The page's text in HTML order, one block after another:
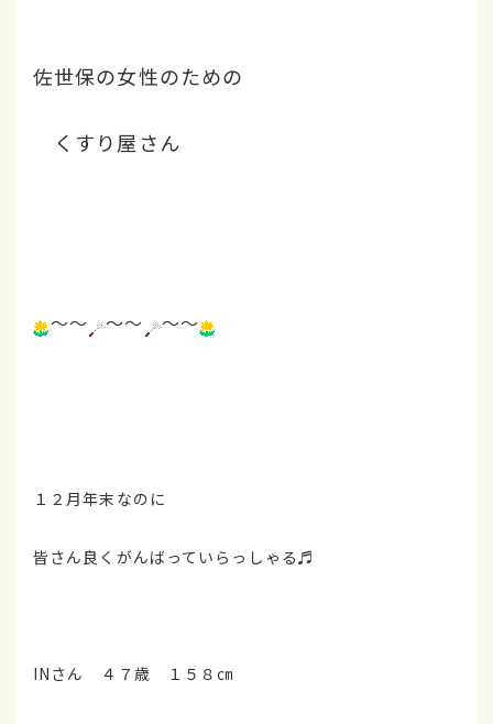
佐世保の女性のための
くすり屋さん
～～ ～～ ～～
１２月年末なのに
皆さん良くがんばっていらっしゃる♬
INさん ４７歳 １５８㎝